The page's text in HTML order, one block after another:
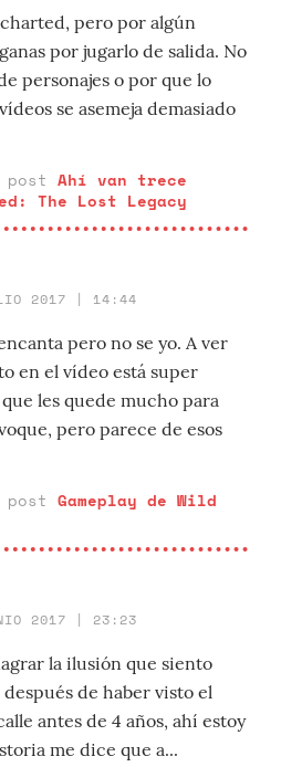
pero por algún
por jugarlo de salida. No
personajes o por que lo
se asemeja demasiado
post Ahí van trece
The Lost Legacy
2017 | 14:44
pero no se yo. A ver
en el vídeo está super
les quede mucho para
pero parece de esos
post Gameplay de Wild
2017 | 23:23
la ilusión que siento
de haber visto el
antes de 4 años, ahí estoy
me dice que a...